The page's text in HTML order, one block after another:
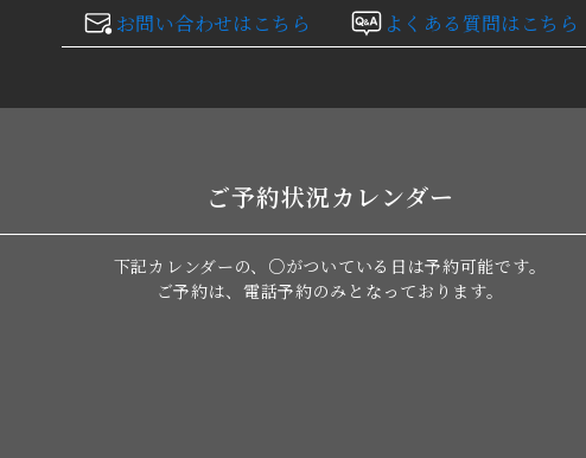
お問い合わせはこちら よくある質問はこちら
ご予約状況カレンダー
下記カレンダーの、○がついている日は予約可能です。
ご予約は、電話予約のみとなっております。